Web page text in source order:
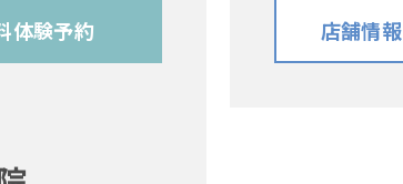
体験予約 店舗情報